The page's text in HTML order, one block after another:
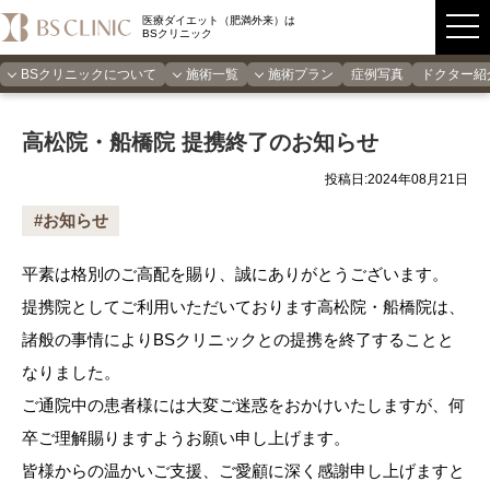
医療ダイエット（肥満外来）は
BSクリニック
BSクリニックについて 施術一覧 施術プラン 症例写真 ドクター紹
高松院・船橋院 提携終了のお知らせ
投稿日:2024年08月21日
#お知らせ
平素は格別のご高配を賜り、誠にありがとうございます。
提携院としてご利用いただいております高松院・船橋院は、
諸般の事情によりBSクリニックとの提携を終了することと
なりました。
ご通院中の患者様には大変ご迷惑をおかけいたしますが、何
卒ご理解賜りますようお願い申し上げます。
皆様からの温かいご支援、ご愛顧に深く感謝申し上げますと